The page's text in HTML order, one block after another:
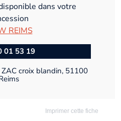
dans votre
REIMS
01 53 19
croix blandin, 51100
Imprimer cette fiche